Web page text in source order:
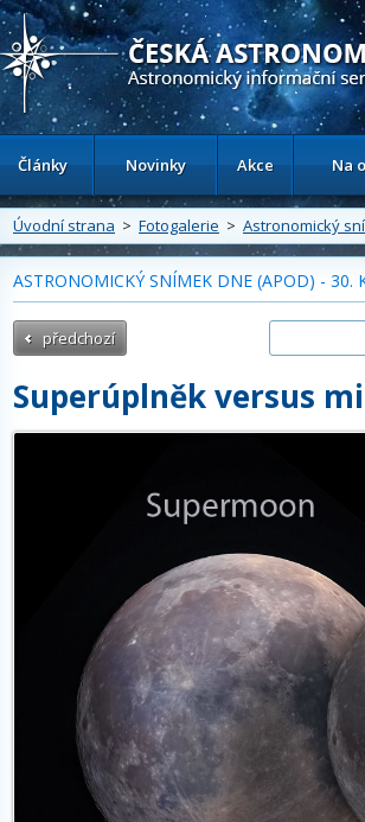
Česká astronomická společnost - Informační
Články Novinky Akce Na
Úvodní strana > Fotogalerie > Astronomický
ASTRONOMICKÝ SNÍMEK DNE (APOD) - 30.
předchozí
Superúplněk versus